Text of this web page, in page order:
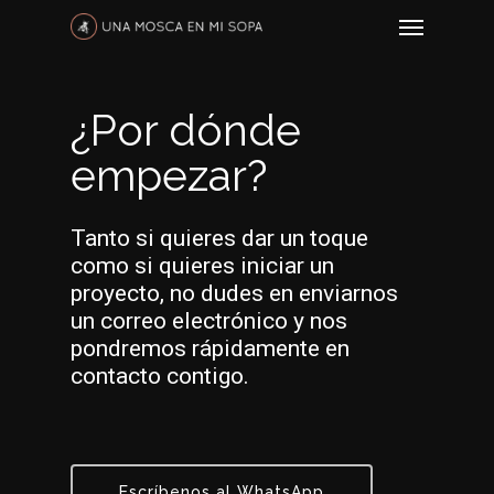
¿Por dónde
empezar?
Tanto si quieres dar un toque
como si quieres iniciar un
proyecto, no dudes en enviarnos
un correo electrónico y nos
pondremos rápidamente en
contacto contigo.